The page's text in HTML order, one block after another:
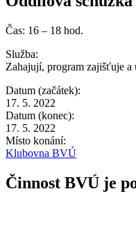
Čas: 16 – 18 hod.
Služba:
Zahajují, program zajišťuje a
Datum (začátek):
17. 5. 2022
Datum (konec):
17. 5. 2022
Místo konání:
Klubovna BVÚ
Činnost BVÚ je